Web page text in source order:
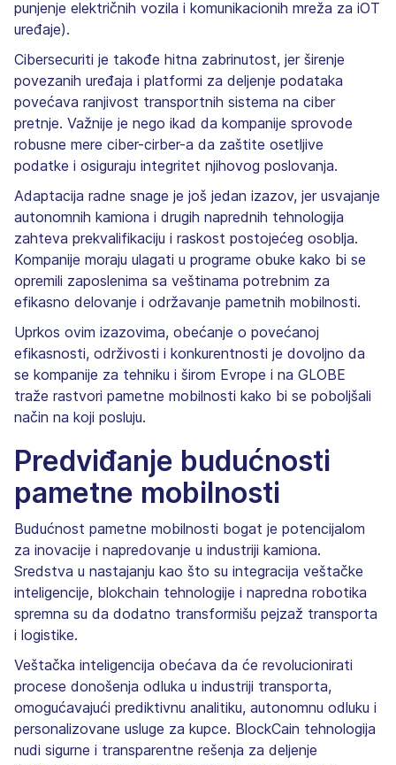
punjenje električnih vozila i komunikacionih mreža za iOT
uređaje).
Cibersecuriti je takođe hitna zabrinutost, jer širenje
povezanih uređaja i platformi za deljenje podataka
povećava ranjivost transportnih sistema na ciber
pretnje. Važnije je nego ikad da kompanije sprovode
robusne mere ciber-cirber-a da zaštite osetljive
podatke i osiguraju integritet njihovog poslovanja.
Adaptacija radne snage je još jedan izazov, jer usvajanje
autonomnih kamiona i drugih naprednih tehnologija
zahteva prekvalifikaciju i raskost postojećeg osoblja.
Kompanije moraju ulagati u programe obuke kako bi se
opremili zaposlenima sa veštinama potrebnim za
efikasno delovanje i održavanje pametnih mobilnosti.
Uprkos ovim izazovima, obećanje o povećanoj
efikasnosti, održivosti i konkurentnosti je dovoljno da
se kompanije za tehniku i širom Evrope i na GLOBE
traže rastvori pametne mobilnosti kako bi se poboljšali
način na koji posluju.
Predviđanje budućnosti
pametne mobilnosti
Budućnost pametne mobilnosti bogat je potencijalom
za inovacije i napredovanje u industriji kamiona.
Sredstva u nastajanju kao što su integracija veštačke
inteligencije, blokchain tehnologije i napredna robotika
spremna su da dodatno transformišu pejzaž transporta
i logistike.
Veštačka inteligencija obećava da će revolucionirati
procese donošenja odluka u industriji transporta,
omogućavajući prediktivnu analitiku, autonomnu odluku i
personalizovane usluge za kupce. BlockCain tehnologija
nudi sigurne i transparentne rešenja za deljenje